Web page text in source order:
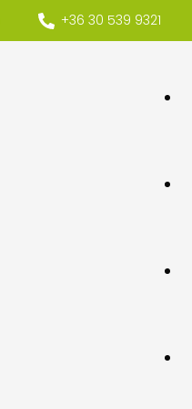
+36 30 539 9321